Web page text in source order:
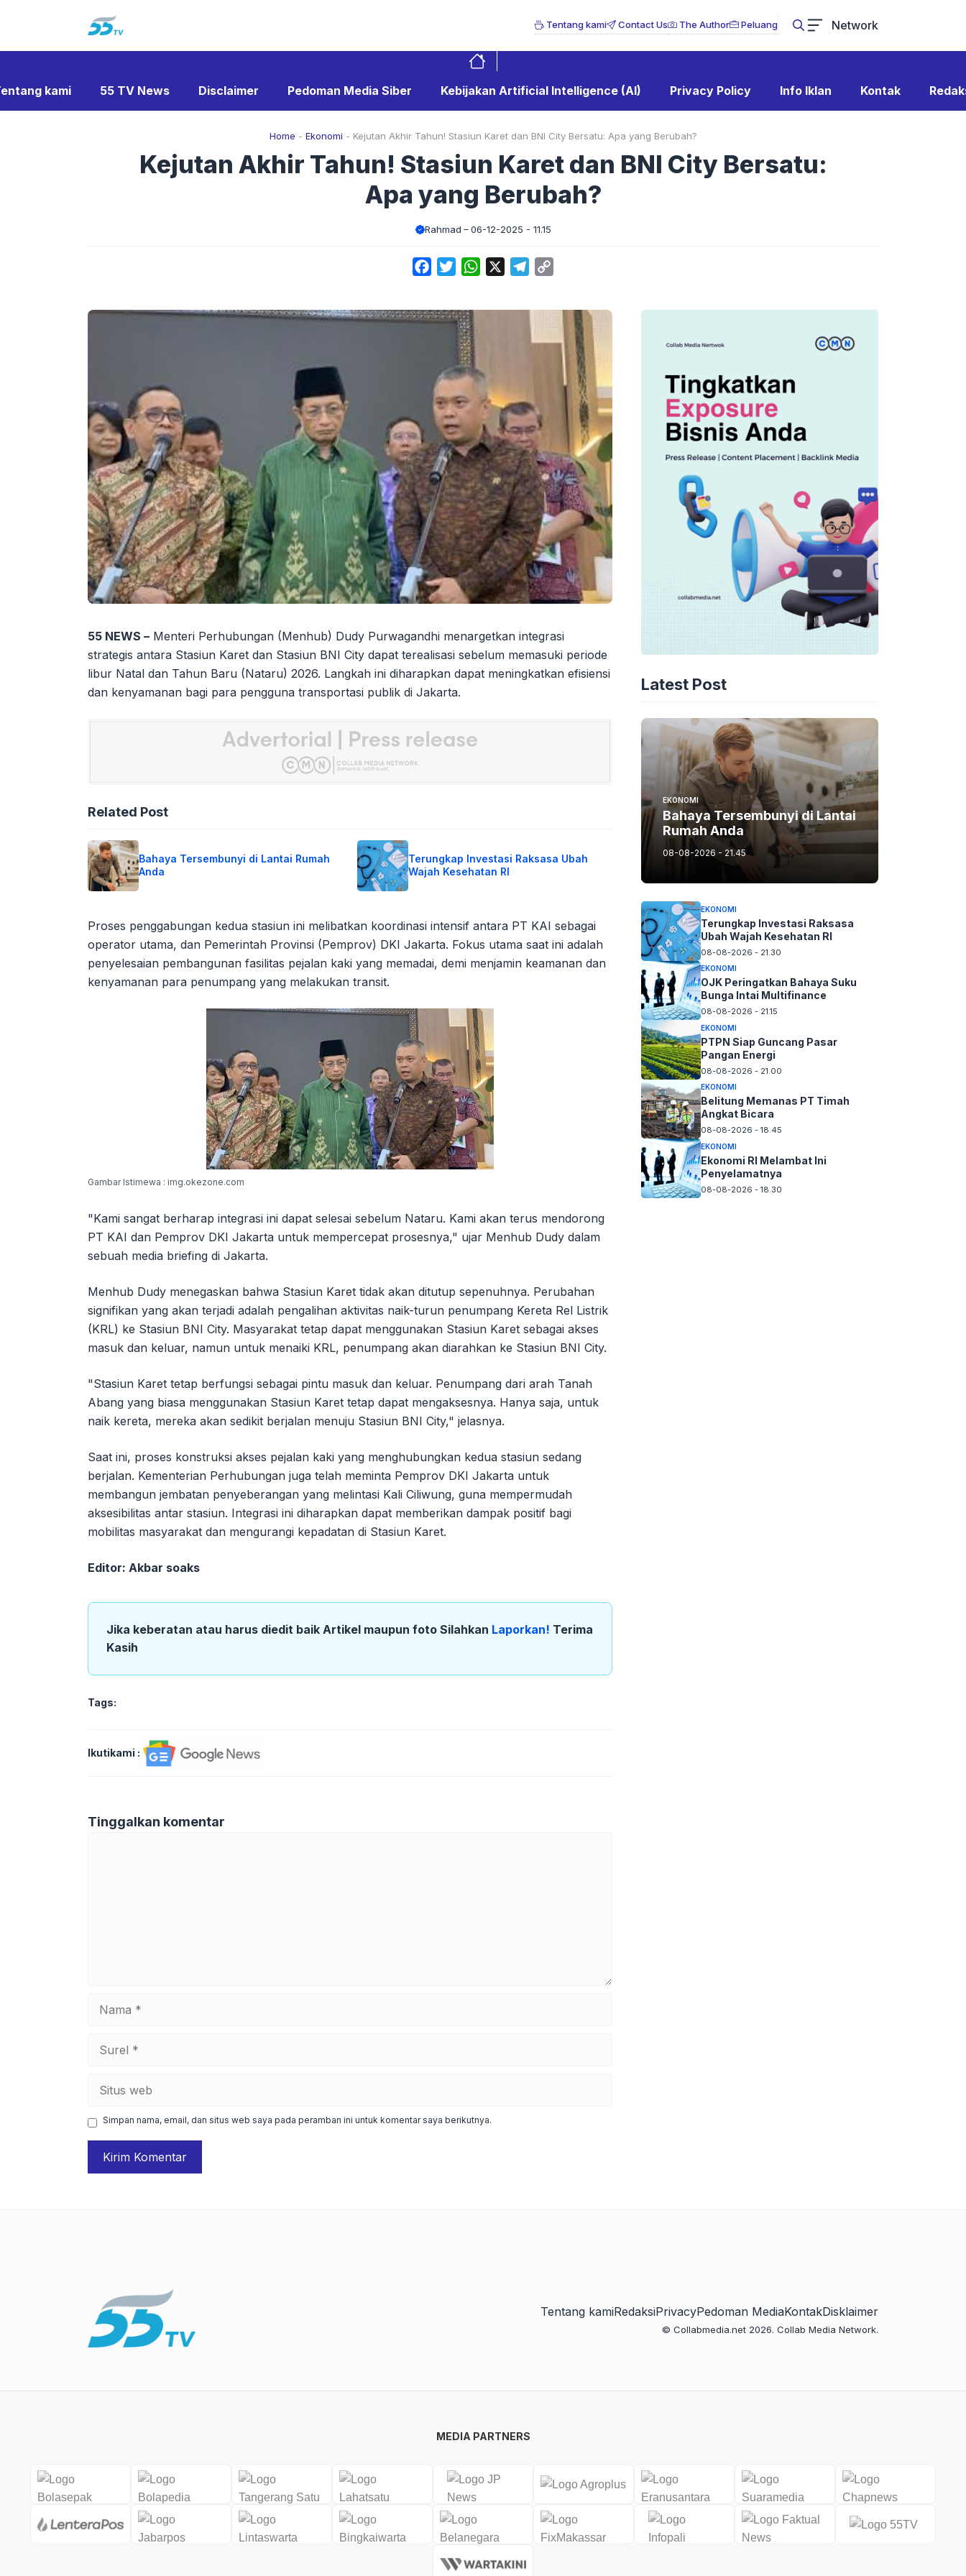
Tentang kami Contact Us The Author Peluang Network
kami 55 TV News Disclaimer Pedoman Media Siber Kebijakan Artificial Intelligence (AI) Privacy Policy Info Iklan Kontak
Home - Ekonomi - Kejutan Akhir Tahun! Stasiun Karet dan BNI City Bersatu: Apa yang Berubah?
Kejutan Akhir Tahun! Stasiun Karet dan BNI City Bersatu:
Apa yang Berubah?
Rahmad 06-12-2025 - 11.15
FacebookTwitterWhatsApp Telegram
55 NEWS – Menteri Perhubungan (Menhub) Dudy Purwagandhi menargetkan integrasi
strategis antara Stasiun Karet dan Stasiun BNI City dapat terealisasi sebelum memasuki periode
libur Natal dan Tahun Baru (Nataru) 2026. Langkah ini diharapkan dapat meningkatkan efisiensi
dan kenyamanan bagi para pengguna transportasi publik di Jakarta.
Related Post
Bahaya Tersembunyi di Lantai Rumah
Anda
Terungkap Investasi Raksasa Ubah
Wajah Kesehatan RI
Proses penggabungan kedua stasiun ini melibatkan koordinasi intensif antara PT KAI sebagai
operator utama, dan Pemerintah Provinsi (Pemprov) DKI Jakarta. Fokus utama saat ini adalah
penyelesaian pembangunan fasilitas pejalan kaki yang memadai, demi menjamin keamanan dan
kenyamanan para penumpang yang melakukan transit.
Gambar Istimewa : img.okezone.com
"Kami sangat berharap integrasi ini dapat selesai sebelum Nataru. Kami akan terus mendorong
PT KAI dan Pemprov DKI Jakarta untuk mempercepat prosesnya," ujar Menhub Dudy dalam
sebuah media briefing di Jakarta.
Menhub Dudy menegaskan bahwa Stasiun Karet tidak akan ditutup sepenuhnya. Perubahan
signifikan yang akan terjadi adalah pengalihan aktivitas naik-turun penumpang Kereta Rel Listrik
(KRL) ke Stasiun BNI City. Masyarakat tetap dapat menggunakan Stasiun Karet sebagai akses
masuk dan keluar, namun untuk menaiki KRL, penumpang akan diarahkan ke Stasiun BNI City.
"Stasiun Karet tetap berfungsi sebagai pintu masuk dan keluar. Penumpang dari arah Tanah
Abang yang biasa menggunakan Stasiun Karet tetap dapat mengaksesnya. Hanya saja, untuk
naik kereta, mereka akan sedikit berjalan menuju Stasiun BNI City," jelasnya.
Saat ini, proses konstruksi akses pejalan kaki yang menghubungkan kedua stasiun sedang
berjalan. Kementerian Perhubungan juga telah meminta Pemprov DKI Jakarta untuk
membangun jembatan penyeberangan yang melintasi Kali Ciliwung, guna mempermudah
aksesibilitas antar stasiun. Integrasi ini diharapkan dapat memberikan dampak positif bagi
mobilitas masyarakat dan mengurangi kepadatan di Stasiun Karet.
Editor: Akbar soaks
Jika keberatan atau harus diedit baik Artikel maupun foto Silahkan Laporkan! Terima
Kasih
Tags:
Ikutikami :
Tinggalkan komentar
Simpan nama, email, dan situs web saya pada peramban ini untuk komentar saya berikutnya.
Latest Post
EKONOMI
Bahaya Tersembunyi di Lantai
Rumah Anda
08-08-2026 - 21.45
EKONOMI
Terungkap Investasi Raksasa
Ubah Wajah Kesehatan RI
08-08-2026 - 21.30
EKONOMI
OJK Peringatkan Bahaya Suku
Bunga Intai Multifinance
08-08-2026 - 21.15
EKONOMI
PTPN Siap Guncang Pasar
Pangan Energi
08-08-2026 - 21.00
EKONOMI
Belitung Memanas PT Timah
Angkat Bicara
08-08-2026 - 18.45
EKONOMI
Ekonomi RI Melambat Ini
Penyelamatnya
08-08-2026 - 18.30
Tentang kamiRedaksiPrivacyPedoman MediaKontakDisklaimer
© Collabmedia.net 2026. Collab Media Network.
MEDIA PARTNERS